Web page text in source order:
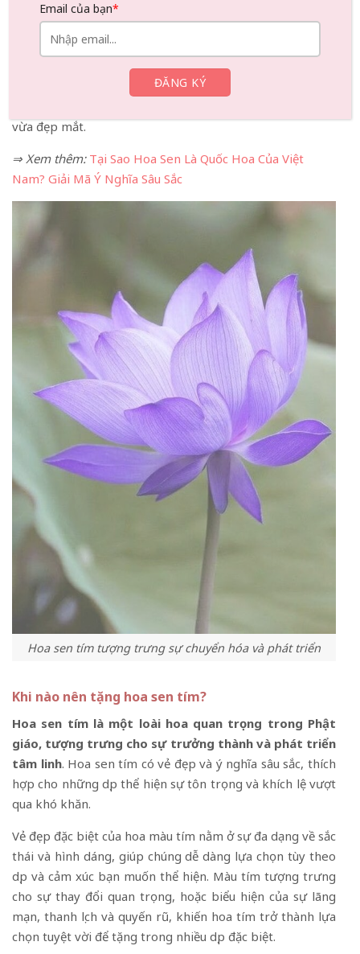
tượng của nó.
Hoa sen tím là một điểm nhấn tuyệt đẹp cho bất kỳ
không gian nội thất nào, mang đến vẻ thanh lịch và yên
tĩnh. Bằng cách kết hợp loài hoa mang tính biểu tượng
vừa đẹp mắt.
⇒ Xem thêm: Tại Sao Hoa Sen Là Quốc Hoa Của Việt
Nam? Giải Mã Ý Nghĩa Sâu Sắc
Hoa sen tím tượng trưng sự chuyển hóa và phát triển
Khi nào nên tặng hoa sen tím?
Hoa sen tím là một loài hoa quan trọng trong Phật
giáo, tượng trưng cho sự trưởng thành và phát triển
tâm linh. Hoa sen tím có vẻ đẹp và ý nghĩa sâu sắc, thích
hợp cho những dịp thể hiện sự tôn trọng và khích lệ vượt
qua khó khăn.
Vẻ đẹp đặc biệt của hoa màu tím nằm ở sự đa dạng về sắc
thái và hình dáng, giúp chúng dễ dàng lựa chọn tùy theo
dịp và cảm xúc bạn muốn thể hiện. Màu tím tượng trưng
cho sự thay đổi quan trọng, hoặc biểu hiện của sự lãng
mạn, thanh lịch và quyến rũ, khiến hoa tím trở thành lựa
chọn tuyệt vời để tặng trong nhiều dịp đặc biệt.
Email của bạn*